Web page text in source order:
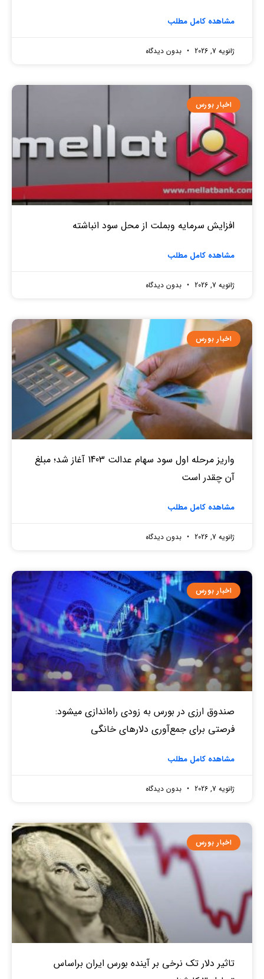
مشاهده کامل مطلب
ژانویه 7, 2026 بدون دیدگاه
اخبار بورس
افزایش سرمایه وبملت از محل سود انباشته
مشاهده کامل مطلب
ژانویه 7, 2026 بدون دیدگاه
اخبار بورس
واریز مرحله اول سود سهام عدالت 1403 آغاز شد؛ مبلغ
آن چقدر است
مشاهده کامل مطلب
ژانویه 7, 2026 بدون دیدگاه
اخبار بورس
صندوق‌ ارزی در بورس به زودی راه‌اندازی میشود:
فرصتی برای جمع‌آوری دلارهای خانگی
مشاهده کامل مطلب
ژانویه 7, 2026 بدون دیدگاه
اخبار بورس
تاثیر دلار تک نرخی بر آینده بورس ایران براساس